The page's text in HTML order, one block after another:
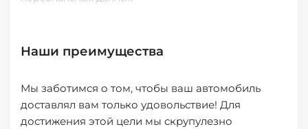
Наши преимущества
Мы заботимся о том, чтобы ваш автомобиль
доставлял вам только удовольствие! Для
достижения этой цели мы скрупулезно